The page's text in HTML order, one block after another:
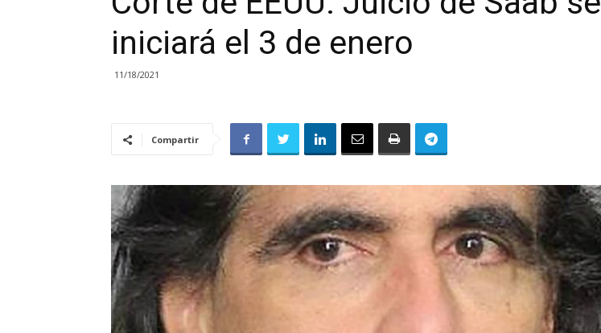
iniciará el 3 de enero
11/18/2021
Compartir